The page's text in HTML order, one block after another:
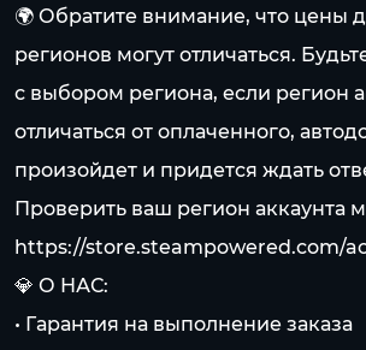
🌍 Обратите внимание, что цены
регионов могут отличаться.
с выбором региона, если регион
отличаться от оплаченного,
произойдет и придется ждать
Проверить ваш регион аккаунта
https://store.steampowered.com/
💎 О НАС:
• Гарантия на выполнение заказа